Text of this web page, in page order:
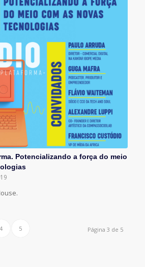
Potencializando a força do meio
Página 3 de 5
4 5